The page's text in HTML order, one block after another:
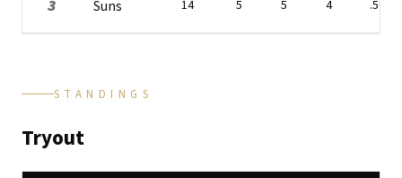
3 Suns 14 5 5 4 .500
STANDINGS
Tryout